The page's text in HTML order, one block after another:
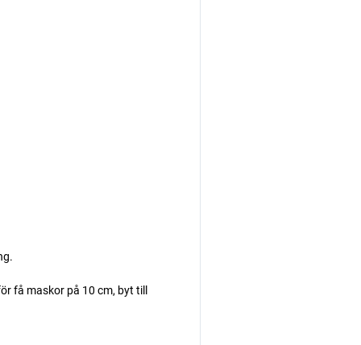
få maskor på 10 cm, byt till